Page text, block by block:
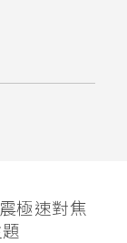
極速對焦